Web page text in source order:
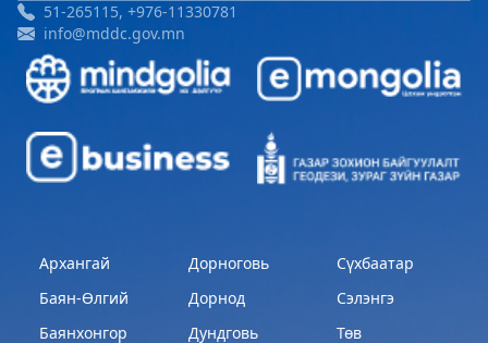
51-265115, +976-11330781
info@mddc.gov.mn
Архангай
Баян-Өлгий
Баянхонгор
Дорноговь
Дорнод
Дундговь
Сүхбаатар
Сэлэнгэ
Төв